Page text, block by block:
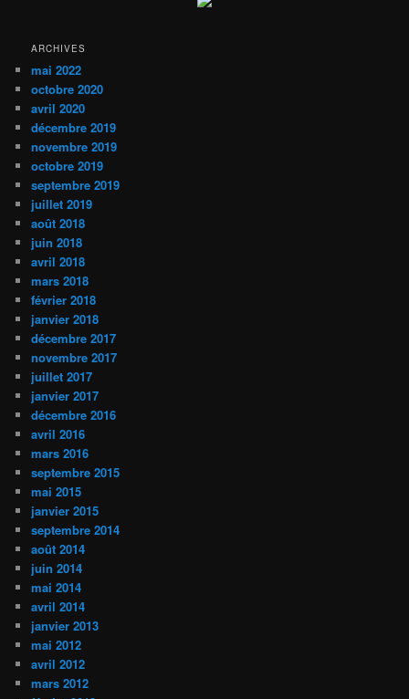
ARCHIVES
mai 2022
octobre 2020
avril 2020
décembre 2019
novembre 2019
octobre 2019
septembre 2019
juillet 2019
août 2018
juin 2018
avril 2018
mars 2018
février 2018
janvier 2018
décembre 2017
novembre 2017
juillet 2017
janvier 2017
décembre 2016
avril 2016
mars 2016
septembre 2015
mai 2015
janvier 2015
septembre 2014
août 2014
juin 2014
mai 2014
avril 2014
janvier 2013
mai 2012
avril 2012
mars 2012